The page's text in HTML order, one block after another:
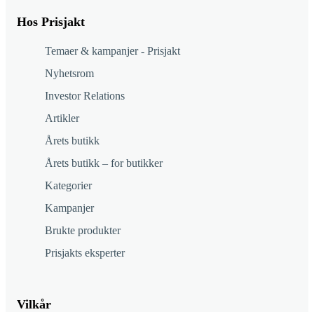
Hos Prisjakt
Temaer & kampanjer - Prisjakt
Nyhetsrom
Investor Relations
Artikler
Årets butikk
Årets butikk – for butikker
Kategorier
Kampanjer
Brukte produkter
Prisjakts eksperter
Vilkår